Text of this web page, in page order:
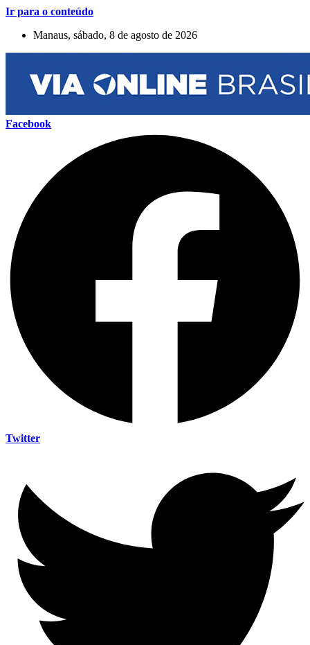
Ir para o conteúdo
Manaus, sábado, 8 de agosto de 2026
Facebook
Twitter